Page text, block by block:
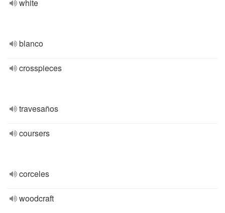
white
blanco
crosspieces
travesaños
coursers
corceles
woodcraft